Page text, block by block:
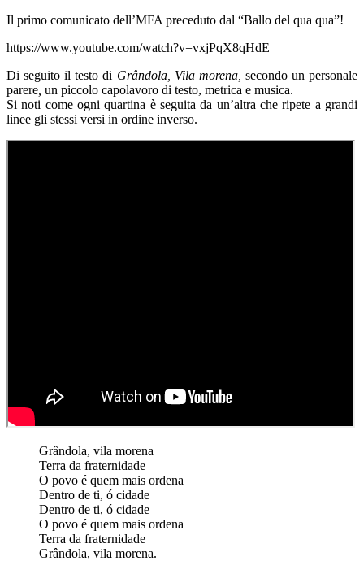
Il primo comunicato dell’MFA preceduto dal “Ballo del qua qua”!
https://www.youtube.com/watch?v=vxjPqX8qHdE
Di seguito il testo di Grândola, Vila morena, secondo un personale
parere un piccolo capolavoro di testo, metrica e musica.
Si noti come ogni quartina è seguita da un’altra che ripete a grandi
linee gli stessi versi in ordine inverso.
Grândola, vila morena
Terra da fraternidade
O povo é quem mais ordena
Dentro de ti, ó cidade
Dentro de ti, ó cidade
O povo é quem mais ordena
Terra da fraternidade
Grândola, vila morena.